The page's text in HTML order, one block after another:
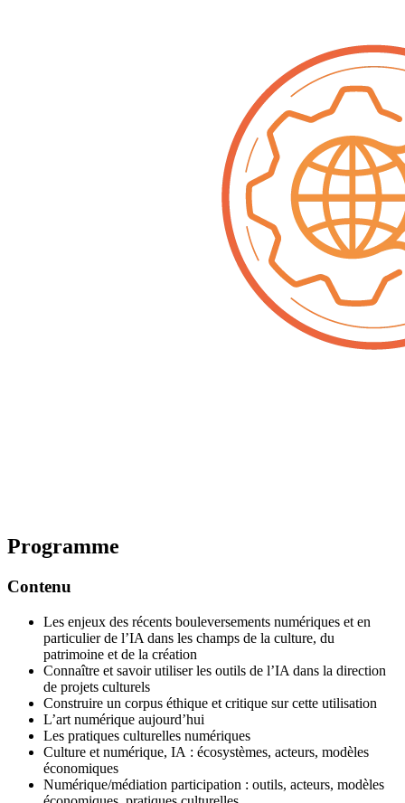
Programme
Contenu
Les enjeux des récents bouleversements numériques et en
particulier de l’IA dans les champs de la culture, du
patrimoine et de la création
Connaître et savoir utiliser les outils de l’IA dans la direction
de projets culturels
Construire un corpus éthique et critique sur cette utilisation
L’art numérique aujourd’hui
Les pratiques culturelles numériques
Culture et numérique, IA : écosystèmes, acteurs, modèles
économiques
Numérique/médiation participation : outils, acteurs, modèles